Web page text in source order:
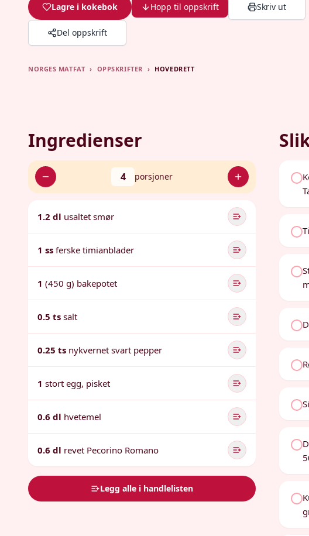
Lagre i kokebok Hopp til oppskrift Skriv ut
Del oppskrift
NORGES MATFAT › OPPSKRIFTER › HOVEDRETT
Ingredienser
4 porsjoner
1.2 dl usaltet smør
1 ss ferske timianblader
1 (450 g) bakepotet
0.5 ts salt
0.25 ts nykvernet svart pepper
1 stort egg, pisket
0.6 dl hvetemel
0.6 dl revet Pecorino Romano
Legg alle i handlelisten